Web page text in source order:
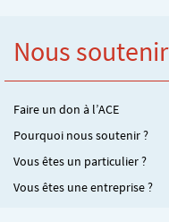
Nous soutenir
Faire un don à l’ACE
Pourquoi nous soutenir ?
Vous êtes un particulier ?
Vous êtes une entreprise ?